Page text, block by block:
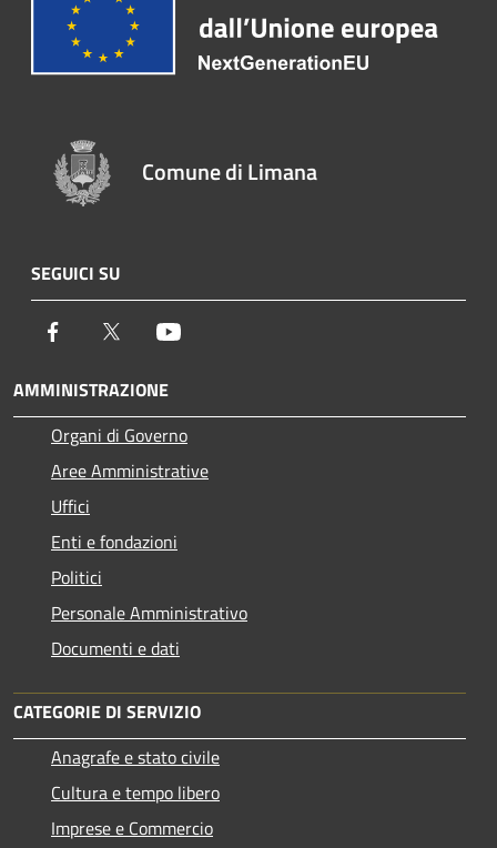
Comune di Limana
SEGUICI SU
Facebook Twitter
AMMINISTRAZIONE
Organi di Governo
Aree Amministrative
Uffici
Enti e fondazioni
Politici
Personale Amministrativo
Documenti e dati
CATEGORIE DI SERVIZIO
Anagrafe e stato civile
Cultura e tempo libero
Imprese e Commercio